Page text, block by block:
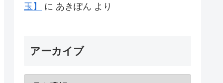
玉】
に あきぽん より
アーカイブ